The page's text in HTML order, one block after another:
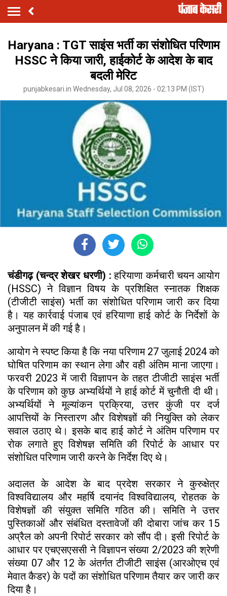
Haryana : TGT साइंस भर्ती का संशोधित परिणाम
HSSC ने किया जारी, हाईकोर्ट के आदेश के बाद
बदली मेरिट
punjabkesari.in Wednesday, Jul 08, 2026 - 02:13 PM (IST)
चंडीगढ़ (चन्द्र शेखर धरणी) :हरियाणा कर्मचारी चयन आयोग
(HSSC) ने विज्ञान विषय के प्रशिक्षित स्नातक शिक्षक
(टीजीटी साइंस) भर्ती का संशोधित परिणाम जारी कर दिया
है। यह कार्रवाई पंजाब एवं हरियाणा हाई कोर्ट के निर्देशों के
अनुपालन में की गई है।
आयोग ने स्पष्ट किया है कि नया परिणाम 27 जुलाई 2024 को
घोषित परिणाम का स्थान लेगा और वही अंतिम माना जाएगा।
फरवरी 2023 में जारी विज्ञापन के तहत टीजीटी साइंस भर्ती
के परिणाम को कुछ अभ्यर्थियों ने हाई कोर्ट में चुनौती दी थी।
अभ्यर्थियों ने मूल्यांकन प्रक्रिया, उत्तर कुंजी पर दर्ज
आपत्तियों के निस्तारण और विशेषज्ञों की नियुक्ति को लेकर
सवाल उठाए थे। इसके बाद हाई कोर्ट ने अंतिम परिणाम पर
रोक लगाते हुए विशेषज्ञ समिति की रिपोर्ट के आधार पर
संशोधित परिणाम जारी करने के निर्देश दिए थे।
अदालत के आदेश के बाद प्रदेश सरकार ने कुरुक्षेत्र
विश्वविद्यालय और महर्षि दयानंद विश्वविद्यालय, रोहतक के
विशेषज्ञों की संयुक्त समिति गठित की। समिति ने उत्तर
पुस्तिकाओं और संबंधित दस्तावेजों की दोबारा जांच कर 15
अप्रैल को अपनी रिपोर्ट सरकार को सौंप दी। इसी रिपोर्ट के
आधार पर एचएसएससी ने विज्ञापन संख्या 2/2023 की श्रेणी
संख्या 07 और 12 के अंतर्गत टीजीटी साइंस (आरओएच एवं
मेवात कैडर) के पदों का संशोधित परिणाम तैयार कर जारी कर
दिया है।